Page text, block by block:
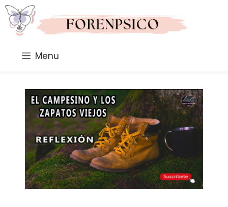
Saltar
al
contenido
Menu